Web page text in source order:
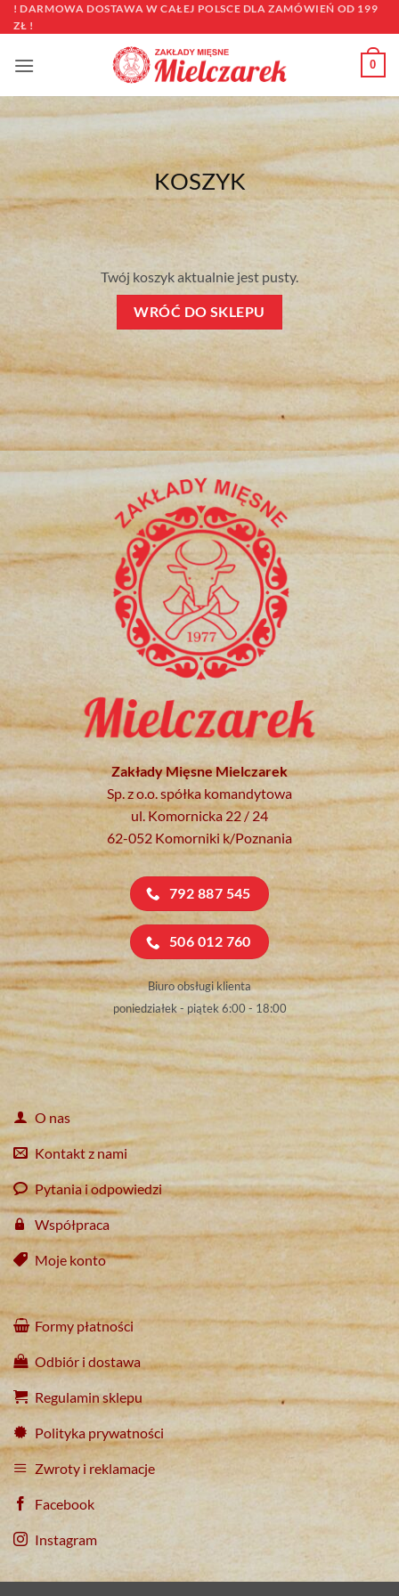
Przewiń
do
! DARMOWA DOSTAWA W CAŁEJ POLSCE DLA ZAMÓWIEŃ OD 199
ZŁ !
0
KOSZYK
Twój koszyk aktualnie jest pusty.
WRÓĆ DO SKLEPU
Zakłady Mięsne Mielczarek
Sp. z o.o. spółka komandytowa
ul. Komornicka 22 / 24
62-052 Komorniki k/Poznania
792 887 545
506 012 760
Biuro obsługi klienta
poniedziałek - piątek 6:00 - 18:00
O nas
Kontakt z nami
Pytania i odpowiedzi
Współpraca
Moje konto
Formy płatności
Odbiór i dostawa
Regulamin sklepu
Polityka prywatności
Zwroty i reklamacje
Facebook
Instagram